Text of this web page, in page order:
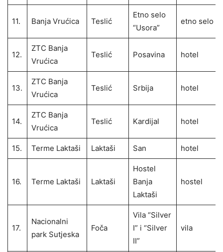
11. Banja Vrućica Teslić
Etno selo
“Usora”
etno selo
12.
ZTC Banja
Vrućica
Teslić Posavina hotel
13.
ZTC Banja
Vrućica
Teslić Srbija hotel
14.
ZTC Banja
Vrućica
Teslić Kardijal hotel
15. Terme Laktaši Laktaši San hotel
16. Terme Laktaši Laktaši
Hostel
Banja
Laktaši
hostel
17.
Nacionalni
park Sutjeska
Foča
Vila “Silver
I” i “Silver
II”
vila